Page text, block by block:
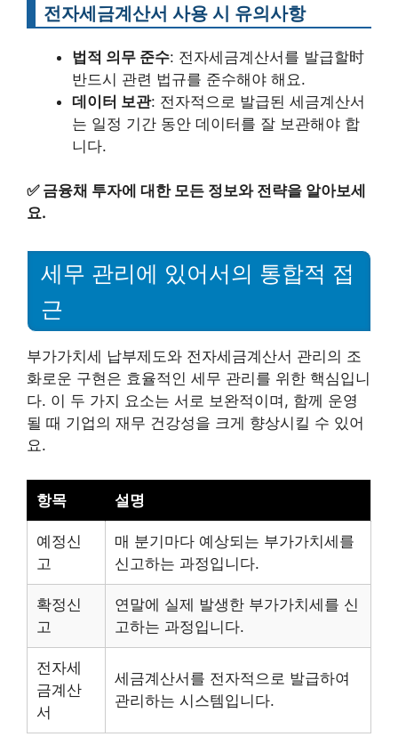
전자세금계산서 사용 시 유의사항
법적 의무 준수: 전자세금계산서를 발급할时
반드시 관련 법규를 준수해야 해요.
데이터 보관: 전자적으로 발급된 세금계산서
는 일정 기간 동안 데이터를 잘 보관해야 합
니다.
✅ 금융채 투자에 대한 모든 정보와 전략을 알아보세
요.
세무 관리에 있어서의 통합적 접
근
부가가치세 납부제도와 전자세금계산서 관리의 조
화로운 구현은 효율적인 세무 관리를 위한 핵심입니
다. 이 두 가지 요소는 서로 보완적이며, 함께 운영
될 때 기업의 재무 건강성을 크게 향상시킬 수 있어
요.
항목 설명
예정신
고
매 분기마다 예상되는 부가가치세를
신고하는 과정입니다.
확정신
고
연말에 실제 발생한 부가가치세를 신
고하는 과정입니다.
전자세
금계산
서
세금계산서를 전자적으로 발급하여
관리하는 시스템입니다.